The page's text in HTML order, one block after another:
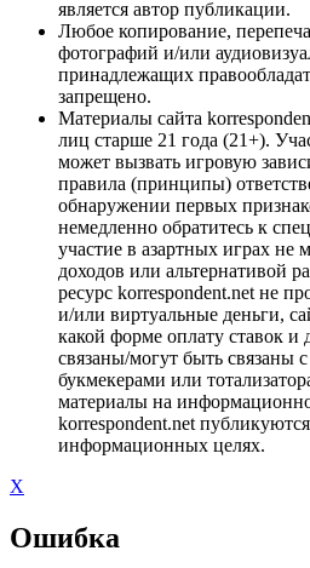
является автор публикации.
Любое копирование,
фотографий и/или
принадлежащих
запрещено.
Материалы сайта
лиц старше 21 года (21+).
может вызвать игровую
правила (принципы)
обнаружении первых
немедленно обратитесь к
участие в азартных играх не
доходов или альтернативой
ресурс korrespondent.net не
и/или виртуальные деньги,
какой форме оплату ставок и
связаны/могут быть связаны
букмекерами или
материалы на
korrespondent.net
информационных целях.
X
Ошибка